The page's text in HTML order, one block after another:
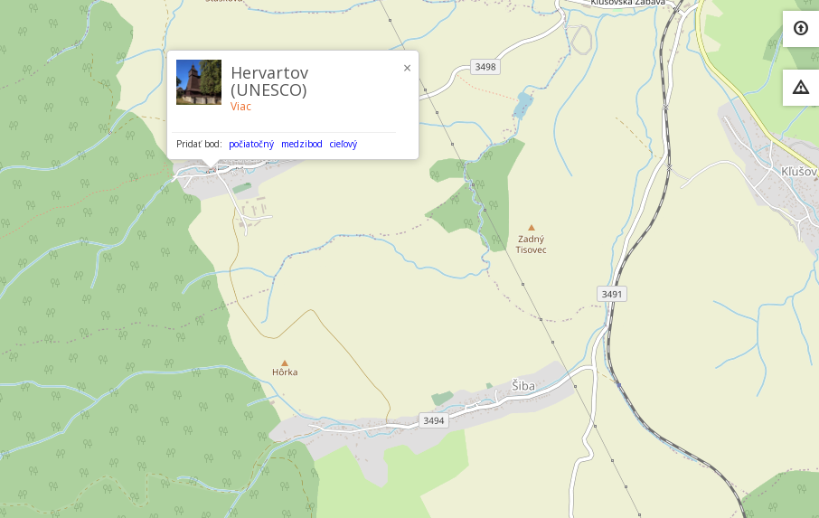
×
Hervartov
(UNESCO)
Viac
Pridať bod: počiatočný medzibod cieľový